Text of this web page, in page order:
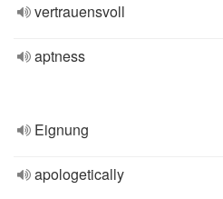
vertrauensvoll
aptness
Eignung
apologetically